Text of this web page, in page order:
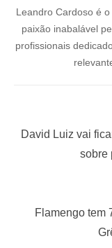
Leandro Cardoso é
paixão inabalável
profissionais
aP
David Luiz vai
sobre
Flamengo tem